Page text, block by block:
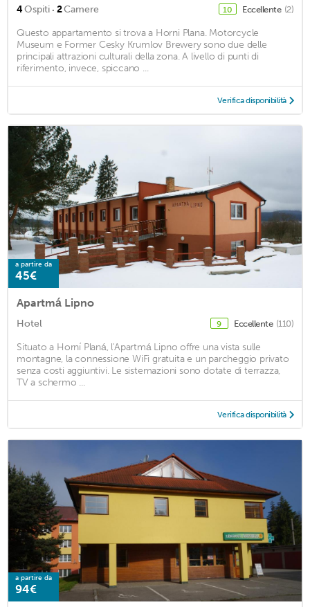
4Ospiti · 2Camere 10 Eccellente (2)
Questo appartamento si trova a Horni Plana. Motorcycle
Museum e Former Cesky Krumlov Brewery sono due delle
principali attrazioni culturali della zona. A livello di punti di
riferimento, invece, spiccano ...
Verifica disponibilità
a partire da
45€
Apartmá Lipno
Hotel 9 Eccellente (110)
Situato a Horní Planá, l'Apartmá Lipno offre una vista sulle
montagne, la connessione WiFi gratuita e un parcheggio privato
senza costi aggiuntivi. Le sistemazioni sono dotate di terrazza,
TV a schermo ...
Verifica disponibilità
a partire da
94€